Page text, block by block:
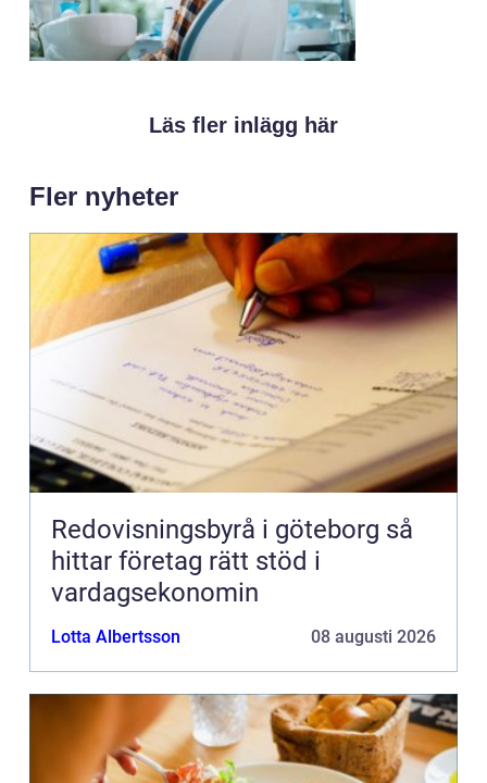
Läs fler inlägg här
Fler nyheter
Redovisningsbyrå i göteborg så
hittar företag rätt stöd i
vardagsekonomin
Lotta Albertsson 08 augusti 2026